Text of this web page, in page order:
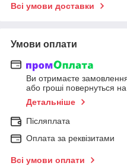
Всі умови доставки
Умови оплати
Ви отримаєте
або гроші повернуться
Детальніше
Післяплата
Оплата за реквізитами
Всі умови оплати